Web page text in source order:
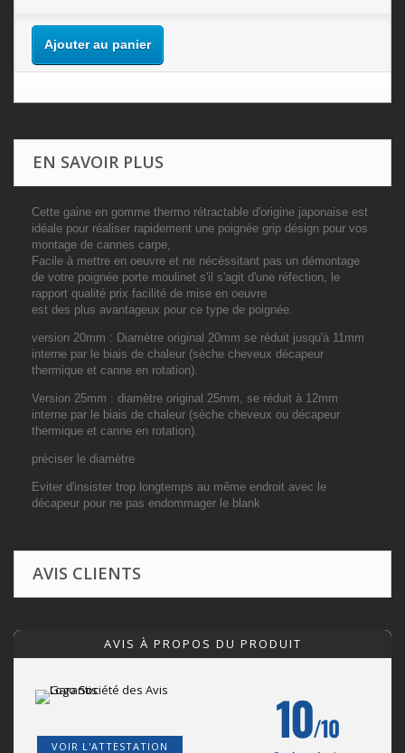
Ajouter au panier
EN SAVOIR PLUS
Cette gaine en gomme thermo rétractable d'origine japonaise est
idéale pour réaliser rapidement une poignée grip désign pour vos
montage de cannes carpe,
Facile à mettre en oeuvre et ne nécéssitant pas un démontage
de votre poignée porte moulinet s'il s'agit d'une réfection, le
rapport qualité prix facilité de mise en oeuvre
est des plus avantageux pour ce type de poignée.
version 20mm : Diamètre original 20mm se réduit jusqu'à 11mm
interne par le biais de chaleur (sèche cheveux décapeur
thermique et canne en rotation).
Version 25mm : diamètre original 25mm, se réduit à 12mm
interne par le biais de chaleur (sèche cheveux ou décapeur
thermique et canne en rotation).
préciser le diamètre
Eviter d'insister trop longtemps au même endroit avec le
décapeur pour ne pas endommager le blank
AVIS CLIENTS
AVIS À PROPOS DU PRODUIT
VOIR L'ATTESTATION 10/10